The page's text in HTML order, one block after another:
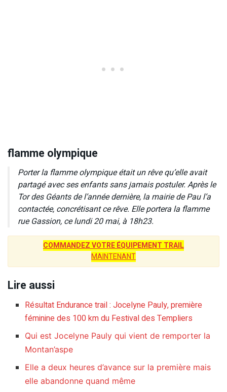
flamme olympique
Porter la flamme olympique était un rêve qu’elle avait
partagé avec ses enfants sans jamais postuler. Après le
Tor des Géants de l’année dernière, la mairie de Pau l’a
contactée, concrétisant ce rêve. Elle portera la flamme
rue Gassion, ce lundi 20 mai, à 18h23.
COMMANDEZ VOTRE ÉQUIPEMENT TRAIL
MAINTENANT
Lire aussi
Résultat Endurance trail : Jocelyne Pauly, première
féminine des 100 km du Festival des Templiers
Qui est Jocelyne Pauly qui vient de remporter la
Montan’aspe
Elle a deux heures d’avance sur la première mais
elle abandonne quand même